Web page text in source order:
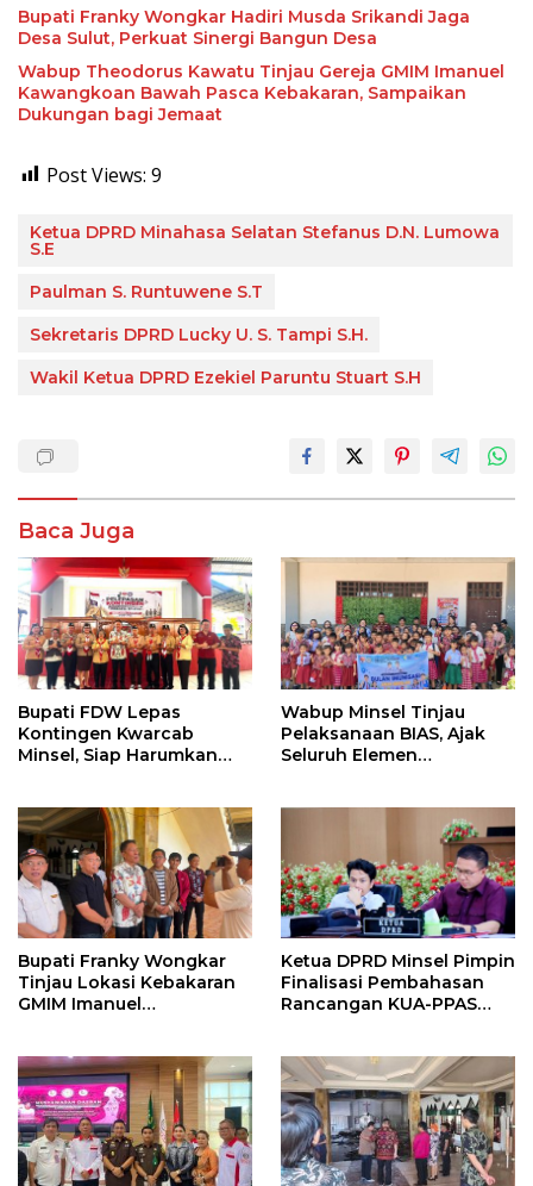
Bupati Franky Wongkar Hadiri Musda Srikandi Jaga
Desa Sulut, Perkuat Sinergi Bangun Desa
Wabup Theodorus Kawatu Tinjau Gereja GMIM Imanuel
Kawangkoan Bawah Pasca Kebakaran, Sampaikan
Dukungan bagi Jemaat
Post Views: 9
Ketua DPRD Minahasa Selatan Stefanus D.N. Lumowa
S.E
Paulman S. Runtuwene S.T
Sekretaris DPRD Lucky U. S. Tampi S.H.
Wakil Ketua DPRD Ezekiel Paruntu Stuart S.H
Baca Juga
Bupati FDW Lepas
Kontingen Kwarcab
Minsel, Siap Harumkan
Wabup Minsel Tinjau
Pelaksanaan BIAS, Ajak
Seluruh Elemen
Bupati Franky Wongkar
Tinjau Lokasi Kebakaran
GMIM Imanuel
Dukung Pemulihan
Ketua DPRD Minsel Pimpin
Finalisasi Pembahasan
Rancangan KUA-PPAS